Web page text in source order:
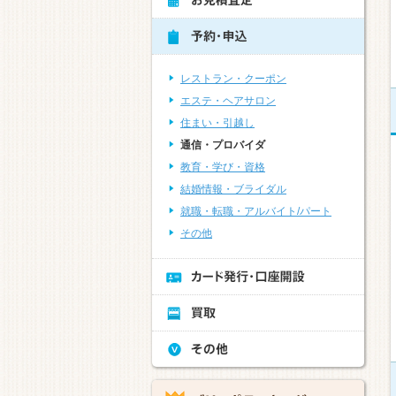
レストラン・クーポン
エステ・ヘアサロン
住まい・引越し
通信・プロバイダ
教育・学び・資格
結婚情報・ブライダル
就職・転職・アルバイト/パート
その他